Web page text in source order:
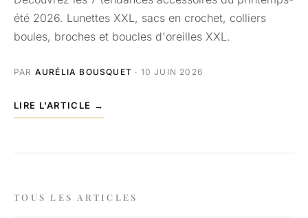
été 2026. Lunettes XXL, sacs en crochet, colliers
boules, broches et boucles d'oreilles XXL.
PAR AURÉLIA BOUSQUET · 10 JUIN 2026
LIRE L'ARTICLE →
TOUS LES ARTICLES